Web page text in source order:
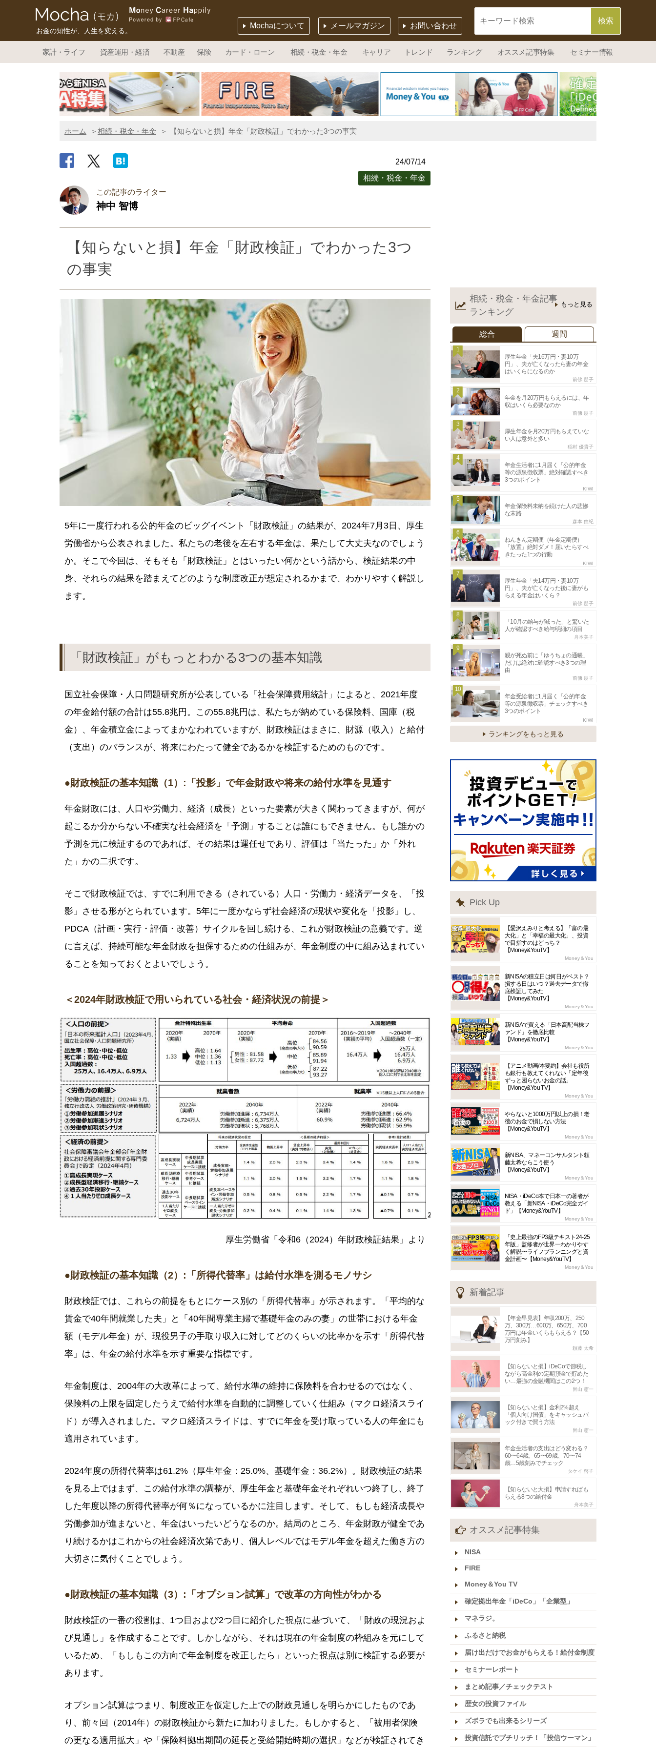
お金の知性が、人生を変える。
お問い合わせ
メールマガジン
Mochaについて
家計・ライフ 資産運用・経済 不動産 保険 カード・ローン 相続・税金・年金 キャリア トレンド ランキング オススメ記事特集 セミナー情報
ホーム 相続・税金・年金 【知らないと損】年金「財政検証」でわかった3つの事実
24/07/14
相続・税金・年金
この記事のライター
神中 智博
【知らないと損】年金「財政検証」でわかった3つ
の事実
5年に一度行われる公的年金のビッグイベント「財政検証」の結果が、2024年7月3日、厚生
労働省から公表されました。私たちの老後を左右する年金は、果たして大丈夫なのでしょう
か。そこで今回は、そもそも「財政検証」とはいったい何かという話から、検証結果の中
身、それらの結果を踏まえてどのような制度改正が想定されるかまで、わかりやすく解説し
ます。
「財政検証」がもっとわかる3つの基本知識
国立社会保障・人口問題研究所が公表している「社会保障費用統計」によると、2021年度
の年金給付額の合計は55.8兆円。この55.8兆円は、私たちが納めている保険料、国庫（税
金）、年金積立金によってまかなわれていますが、財政検証はまさに、財源（収入）と給付
（支出）のバランスが、将来にわたって健全であるかを検証するためのものです。
●財政検証の基本知識（1）:「投影」で年金財政や将来の給付水準を見通す
年金財政には、人口や労働力、経済（成長）といった要素が大きく関わってきますが、何が
起こるか分からない不確実な社会経済を「予測」することは誰にもできません。もし誰かの
予測を元に検証するのであれば、その結果は運任せであり、評価は「当たった」か「外れ
た」かの二択です。
そこで財政検証では、すでに利用できる（されている）人口・労働力・経済データを、「投
影」させる形がとられています。5年に一度かならず社会経済の現状や変化を「投影」し、
PDCA（計画・実行・評価・改善）サイクルを回し続ける、これが財政検証の意義です。逆
に言えば、持続可能な年金財政を担保するための仕組みが、年金制度の中に組み込まれてい
ることを知っておくとよいでしょう。
＜2024年財政検証で用いられている社会・経済状況の前提＞
厚生労働省「令和6（2024）年財政検証結果」より
●財政検証の基本知識（2）:「所得代替率」は給付水準を測るモノサシ
財政検証では、これらの前提をもとにケース別の「所得代替率」が示されます。「平均的な
賃金で40年間就業した夫」と「40年間専業主婦で基礎年金のみの妻」の世帯における年金
額（モデル年金）が、現役男子の手取り収入に対してどのくらいの比率かを示す「所得代替
率」は、年金の給付水準を示す重要な指標です。
年金制度は、2004年の大改革によって、給付水準の維持に保険料を合わせるのではなく、
保険料の上限を固定したうえで給付水準を自動的に調整していく仕組み（マクロ経済スライ
ド）が導入されました。マクロ経済スライドは、すでに年金を受け取っている人の年金にも
適用されています。
2024年度の所得代替率は61.2%（厚生年金：25.0%、基礎年金：36.2%）。財政検証の結果
を見る上ではまず、この給付水準の調整が、厚生年金と基礎年金それぞれいつ終了し、終了
した年度以降の所得代替率が何％になっているかに注目します。そして、もしも経済成長や
労働参加が進まないと、年金はいったいどうなるのか。結局のところ、年金財政が健全であ
り続けるかはこれからの社会経済次第であり、個人レベルではモデル年金を超えた働き方の
大切さに気付くことでしょう。
●財政検証の基本知識（3）:「オプション試算」で改革の方向性がわかる
財政検証の一番の役割は、1つ目および2つ目に紹介した視点に基づいて、「財政の現況およ
び見通し」を作成することです。しかしながら、それは現在の年金制度の枠組みを元にして
いるため、「もしもこの方向で年金制度を改正したら」といった視点は別に検証する必要が
あります。
オプション試算はつまり、制度改正を仮定した上での財政見通しを明らかにしたものであ
り、前々回（2014年）の財政検証から新たに加わりました。もしかすると、「被用者保険
の更なる適用拡大」や「保険料拠出期間の延長と受給開始時期の選択」などが検証されてき
相続・税金・年金記事
ランキング
もっと見る
総合 週間
1
厚生年金「夫16万円・妻10万
円」、夫が亡くなったら妻の年金
はいくらになるのか
前佛 朋子
2
年金を月20万円もらえるには、年
収はいくら必要なのか
前佛 朋子
3
厚生年金を月20万円もらえていな
い人は意外と多い
稲村 優貴子
4
年金生活者に1月届く「公的年金
等の源泉徴収票」絶対確認すべき
3つのポイント
KIWI
5
年金保険料未納を続けた人の悲惨
な末路
森本 由紀
6
ねんきん定期便（年金定期便）
「放置」絶対ダメ！届いたらすべ
きたった1つの行動
KIWI
7
厚生年金「夫14万円・妻10万
円」、夫が亡くなった後に妻がも
らえる年金はいくら？
前佛 朋子
8
「10月の給与が減った」と驚いた
人が確認すべき給与明細の項目
舟本美子
9
親が死ぬ前に「ゆうちょの通帳」
だけは絶対に確認すべき3つの理
由
前佛 朋子
10
年金受給者に1月届く「公的年金
等の源泉徴収票」チェックすべき
3つのポイント
KIWI
ランキングをもっと見る
Pick Up
【愛沢えみりと考える】「富の最
大化」と「幸福の最大化」、投資
で目指すのはどっち？
【Money&YouTV】
Money＆You
新NISAの積立日は何日がベスト？
損する日はいつ？過去データで徹
底検証してみた
【Money&YouTV】
Money＆You
新NISAで買える「日本高配当株フ
ァンド」を徹底比較
【Money&YouTV】
Money＆You
【アニメ動画/本要約】会社も役所
も銀行も教えてくれない「定年後
ずっと困らないお金の話」
【Money&You TV】
Money＆You
やらないと1000万円以上の損！老
後のお金で損しない方法
【Money&YouTV】
Money＆You
新NISA、マネーコンサルタント頼
藤太希ならこう使う
【Money&YouTV】
Money＆You
NISA・iDeCo本で日本一の著者が
教える「新NISA・iDeCo完全ガイ
ド」【Money&YouTV】
Money＆You
「史上最強のFP3級テキスト24-25
年版」監修者が世界一わかりやす
く解説〜ライフプランニングと資
金計画〜【Money&YouTV】
Money＆You
新着記事
【年金早見表】年収200万、250
万、300万…600万、650万、700
万円は年金いくらもらえる？【50
万円刻み】
頼藤 太希
【知らないと損】iDeCoで節税し
ながら高金利の定期預金で貯めた
い…最強の金融機関はこの2つ！
畠山 憲一
【知らないと損】金利2%超え
「個人向け国債」をキャッシュバ
ック付きで買う方法
畠山 憲一
年金生活者の支出はどう変わる？
60〜64歳、65〜69歳、70〜74
歳…5歳刻みでチェック
タケイ 啓子
【知らないと大損】申請すればも
らえる8つの給付金
舟本美子
オススメ記事特集
NISA
FIRE
Money＆You TV
確定拠出年金「iDeCo」「企業型」
マネラジ。
ふるさと納税
届け出だけでお金がもらえる！給付金制度
セミナーレポート
まとめ記事／チェックテスト
歴女の投資ファイル
ズボラでも出来るシリーズ
投資信託でプチリッチ！「投信ウーマン」